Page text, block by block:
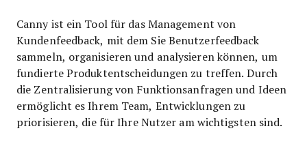
Canny ist ein Tool für das Management von
Kundenfeedback, mit dem Sie Benutzerfeedback
sammeln, organisieren und analysieren können, um
fundierte Produktentscheidungen zu treffen. Durch
die Zentralisierung von Funktionsanfragen und Ideen
ermöglicht es Ihrem Team, Entwicklungen zu
priorisieren, die für Ihre Nutzer am wichtigsten sind.